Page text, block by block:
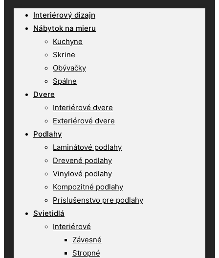
Interiérový dizajn
Nábytok na mieru
Kuchyne
Skrine
Obývačky
Spálne
Dvere
Interiérové dvere
Exteriérové dvere
Podlahy
Laminátové podlahy
Drevené podlahy
Vinylové podlahy
Kompozitné podlahy
Príslušenstvo pre podlahy
Svietidlá
Interiérové
Závesné
Stropné